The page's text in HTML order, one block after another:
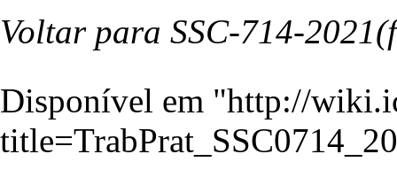
Voltar para SSC-714-
Disponível em "http://